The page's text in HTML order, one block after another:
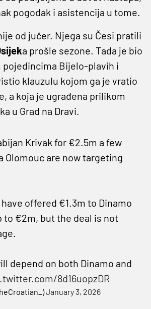
pogodak i asistencija u tome.
od jučer. Njega su Česi pratili
a prošle sezone. Tada je bio
pojedincima Bijelo-plavih i
klauzulu kojom ga je vratio
a koja je ugrađena prilikom
u Grad na Dravi.
Krivak for €2.5m a few
Olomouc are now targeting
offered €1.3m to Dinamo
to €2m, but the deal is not
depend on both Dinamo and
8d16uopzDR
January 3, 2026